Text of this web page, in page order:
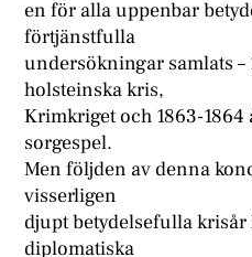
en för alla uppenbar
förtjänstfulla
undersökningar samlats –
holsteinska kris,
Krimkriget och 1863-
sorgespel.
Men följden av denna
visserligen
djupt betydelsefulla krisår
diplomatiska